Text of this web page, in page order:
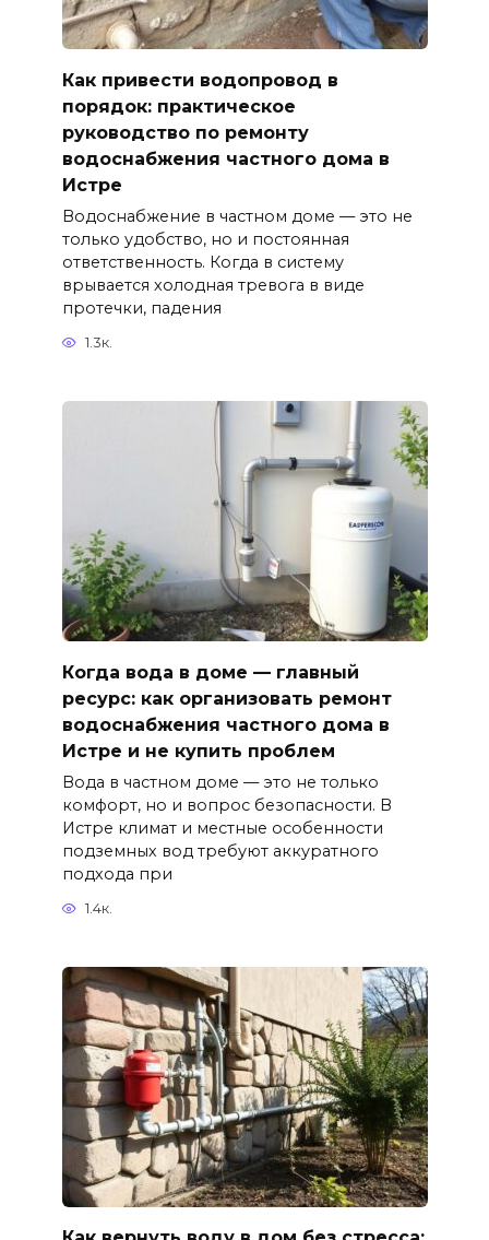
Как привести водопровод в
порядок: практическое
руководство по ремонту
водоснабжения частного дома в
Истре
Водоснабжение в частном доме — это не
только удобство, но и постоянная
ответственность. Когда в систему
врывается холодная тревога в виде
протечки, падения
1.3к.
Когда вода в доме — главный
ресурс: как организовать ремонт
водоснабжения частного дома в
Истре и не купить проблем
Вода в частном доме — это не только
комфорт, но и вопрос безопасности. В
Истре климат и местные особенности
подземных вод требуют аккуратного
подхода при
1.4к.